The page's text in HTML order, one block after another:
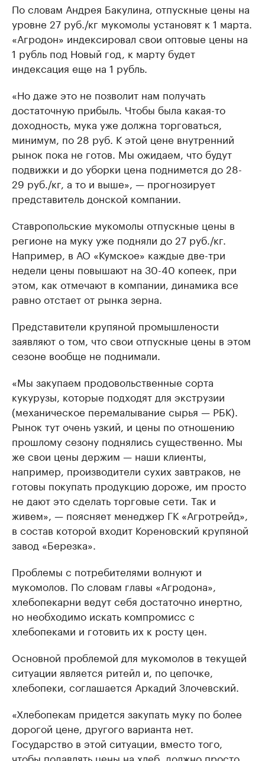
По словам Андрея Бакулина, отпускные цены на
уровне 27 руб./кг мукомолы установят к 1 марта.
«Агродон» индексировал свои оптовые цены на
1 рубль под Новый год, к марту будет
индексация еще на 1 рубль.
«Но даже это не позволит нам получать
достаточную прибыль. Чтобы была какая-то
доходность, мука уже должна торговаться,
минимум, по 28 руб. К этой цене внутренний
рынок пока не готов. Мы ожидаем, что будут
подвижки и до уборки цена поднимется до 28-
29 руб./кг, а то и выше», — прогнозирует
представитель донской компании.
Ставропольские мукомолы отпускные цены в
регионе на муку уже подняли до 27 руб./кг.
Например, в АО «Кумское» каждые две-три
недели цены повышают на 30-40 копеек, при
этом, как отмечают в компании, динамика все
равно отстает от рынка зерна.
Представители крупяной промышлености
заявляют о том, что свои отпускные цены в этом
сезоне вообще не поднимали.
«Мы закупаем продовольственные сорта
кукурузы, которые подходят для экструзии
(механическое перемалывание сырья — РБК).
Рынок тут очень узкий, и цены по отношению
прошлому сезону поднялись существенно. Мы
же свои цены держим — наши клиенты,
например, производители сухих завтраков, не
готовы покупать продукцию дороже, им просто
не дают это сделать торговые сети. Так и
живем», — поясняет менеджер ГК «Агротрейд»,
в состав которой входит Кореновский крупяной
завод «Березка».
Проблемы с потребителями волнуют и
мукомолов. По словам главы «Агродона»,
хлебопекарни ведут себя достаточно инертно,
но необходимо искать компромисс с
хлебопеками и готовить их к росту цен.
Основной проблемой для мукомолов в текущей
ситуации является ритейл и, по цепочке,
хлебопеки, соглашается Аркадий Злочевский.
«Хлебопекам придется закупать муку по более
дорогой цене, другого варианта нет.
Государство в этой ситуации, вместо того,
чтобы подавлять цены на хлеб, должно просто